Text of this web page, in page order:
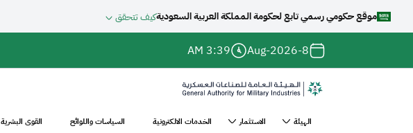
موقع حكومي رسمي تابع لحكومة المملكة العربية السعوديةكيف تتحقق
تجاوز إلى المحتوى الرئيسي
8-Aug-2026
3:39 AM
الهيئة الاستثمار الخدمات الالكترونية السياسات واللوائح القوى البشرية